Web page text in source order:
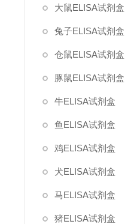
大鼠ELISA试剂盒
兔子ELISA试剂盒
仓鼠ELISA试剂盒
豚鼠ELISA试剂盒
牛ELISA试剂盒
鱼ELISA试剂盒
鸡ELISA试剂盒
犬ELISA试剂盒
马ELISA试剂盒
猪ELISA试剂盒